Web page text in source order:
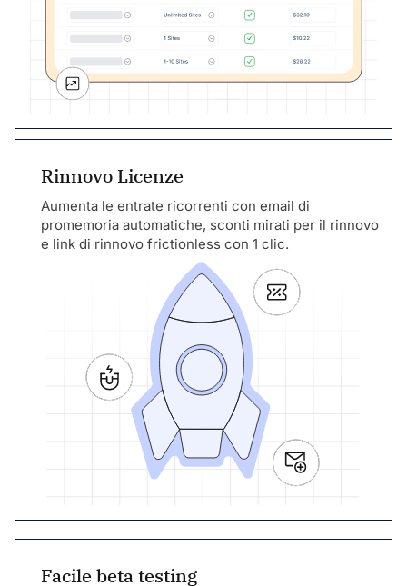
Rinnovo Licenze
Aumenta le entrate ricorrenti con email di
promemoria automatiche, sconti mirati per il rinnovo
e link di rinnovo frictionless con 1 clic.
Facile beta testing